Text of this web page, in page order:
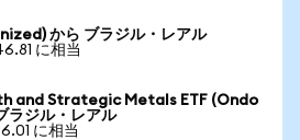
から ブラジル・レアル
に相当
and Strategic Metals ETF (Ondo
ラジル・レアル
に相当